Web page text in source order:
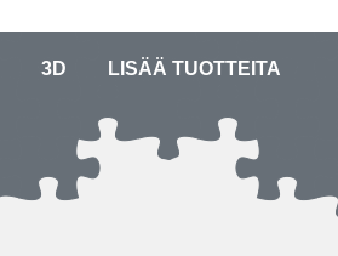
3D LISÄÄ TUOTTEITA